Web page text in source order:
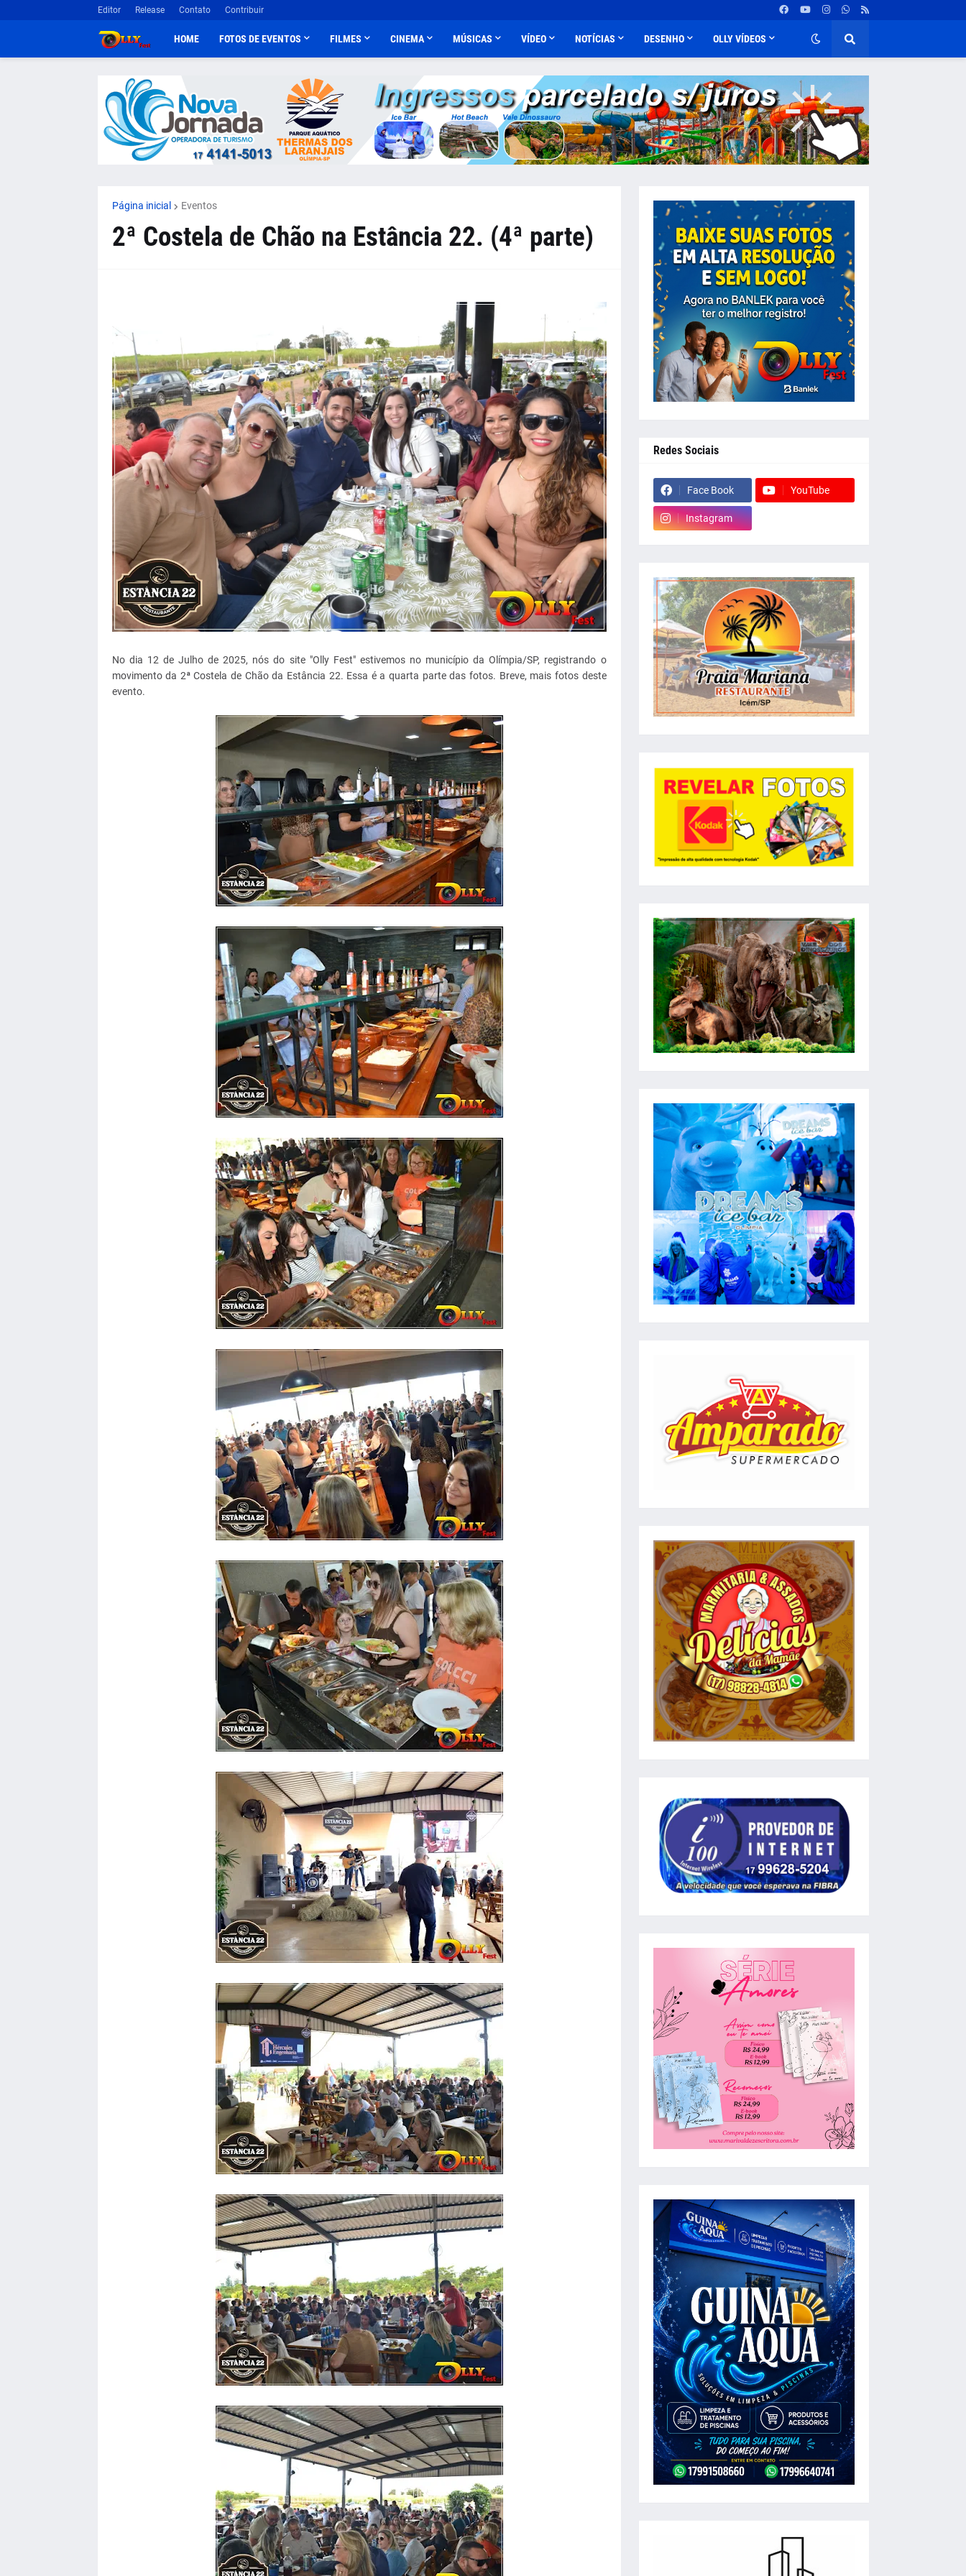
Editor Release Contato Contribuir
HOME FOTOS DE EVENTOS FILMES CINEMA MÚSICAS VÍDEO NOTÍCIAS DESENHO OLLY VÍDEOS
Página inicial Eventos
2ª Costela de Chão na Estância 22. (4ª parte)
No dia 12 de Julho de 2025, nós do site "Olly Fest" estivemos no município da Olímpia/SP, registrando o
movimento da 2ª Costela de Chão da Estância 22. Essa é a quarta parte das fotos. Breve, mais fotos deste
evento.
Redes Sociais
Face Book YouTube
Instagram